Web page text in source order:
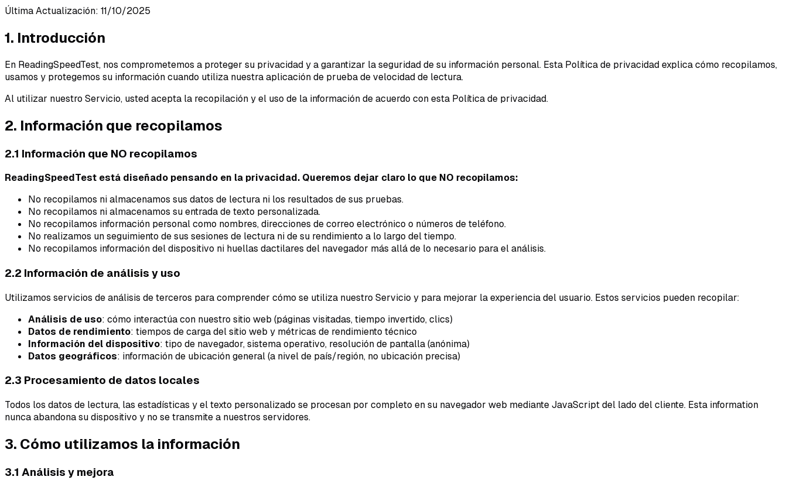
Última Actualización: 11/10/2025
1. Introducción
En ReadingSpeedTest, nos comprometemos a proteger su privacidad y a garantizar la seguridad de su información personal. Esta Política de privacidad explica cómo recopilamos,
usamos y protegemos su información cuando utiliza nuestra aplicación de prueba de velocidad de lectura.
Al utilizar nuestro Servicio, usted acepta la recopilación y el uso de la información de acuerdo con esta Política de privacidad.
2. Información que recopilamos
2.1 Información que NO recopilamos
ReadingSpeedTest está diseñado pensando en la privacidad. Queremos dejar claro lo que NO recopilamos:
No recopilamos ni almacenamos sus datos de lectura ni los resultados de sus pruebas.
No recopilamos ni almacenamos su entrada de texto personalizada.
No recopilamos información personal como nombres, direcciones de correo electrónico o números de teléfono.
No realizamos un seguimiento de sus sesiones de lectura ni de su rendimiento a lo largo del tiempo.
No recopilamos información del dispositivo ni huellas dactilares del navegador más allá de lo necesario para el análisis.
2.2 Información de análisis y uso
Utilizamos servicios de análisis de terceros para comprender cómo se utiliza nuestro Servicio y para mejorar la experiencia del usuario. Estos servicios pueden recopilar:
Análisis de uso: cómo interactúa con nuestro sitio web (páginas visitadas, tiempo invertido, clics)
Datos de rendimiento: tiempos de carga del sitio web y métricas de rendimiento técnico
Información del dispositivo: tipo de navegador, sistema operativo, resolución de pantalla (anónima)
Datos geográficos: información de ubicación general (a nivel de país/región, no ubicación precisa)
2.3 Procesamiento de datos locales
Todos los datos de lectura, las estadísticas y el texto personalizado se procesan por completo en su navegador web mediante JavaScript del lado del cliente. Esta information
nunca abandona su dispositivo y no se transmite a nuestros servidores.
3. Cómo utilizamos la información
3.1 Análisis y mejora